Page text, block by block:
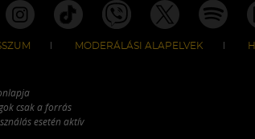
MODERÁLÁSI ALAPELVEK
csak a forrás
esetén aktív